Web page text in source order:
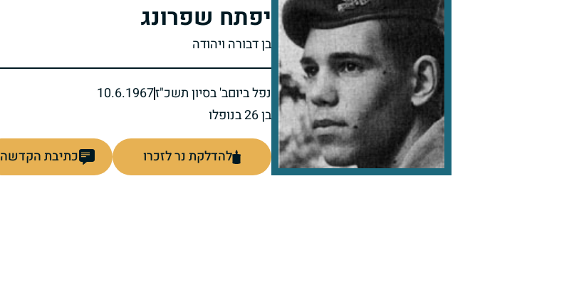
יפתח שפרונג
בן דבורה ויהודה
נפל ביוםב' בסיון תשכ"ז10.6.1967
בן 26 בנופלו
להדלקת נר לזכרו כתיבת הקדשה